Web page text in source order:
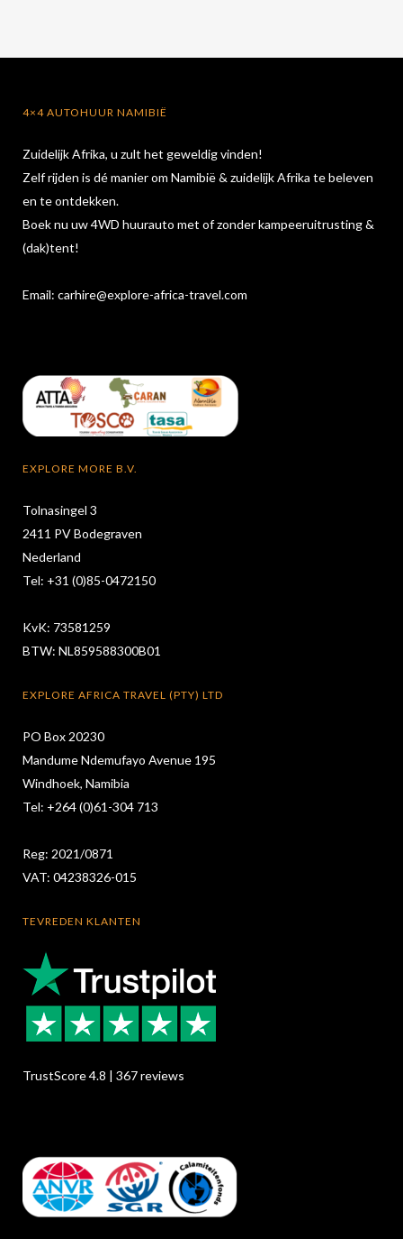
4×4 AUTOHUUR NAMIBIË
Zuidelijk Afrika, u zult het geweldig vinden!
Zelf rijden is dé manier om Namibië & zuidelijk Afrika te beleven
en te ontdekken.
Boek nu uw 4WD huurauto met of zonder kampeeruitrusting &
(dak)tent!
Email: carhire@explore-africa-travel.com
EXPLORE MORE B.V.
Tolnasingel 3
2411 PV Bodegraven
Nederland
Tel: +31 (0)85-0472150
KvK: 73581259
BTW: NL859588300B01
EXPLORE AFRICA TRAVEL (PTY) LTD
PO Box 20230
Mandume Ndemufayo Avenue 195
Windhoek, Namibia
Tel: +264 (0)61-304 713
Reg: 2021/0871
VAT: 04238326-015
TEVREDEN KLANTEN
TrustScore 4.8 | 367 reviews